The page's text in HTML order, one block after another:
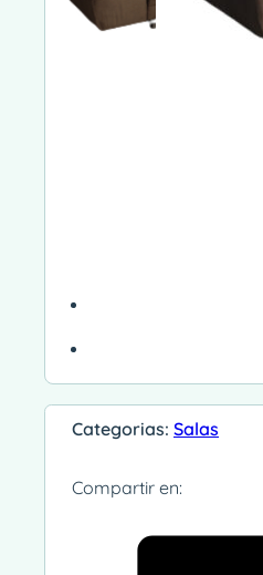
Categorias: Salas
Compartir en: